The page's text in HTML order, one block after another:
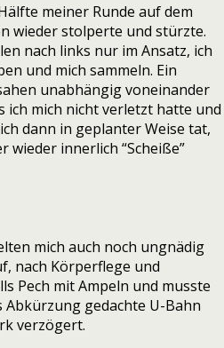
meiner Runde auf dem
wieder stolperte und stürzte.
nach links nur im Ansatz, ich
und mich sammeln. Ein
unabhängig voneinander
ich mich nicht verletzt hatte und
dann in geplanter Weise tat,
wieder innerlich “Scheiße”
mich auch noch ungnädig
nach Körperflege und
Pech mit Ampeln und musste
gedachte U-Bahn
verzögert.